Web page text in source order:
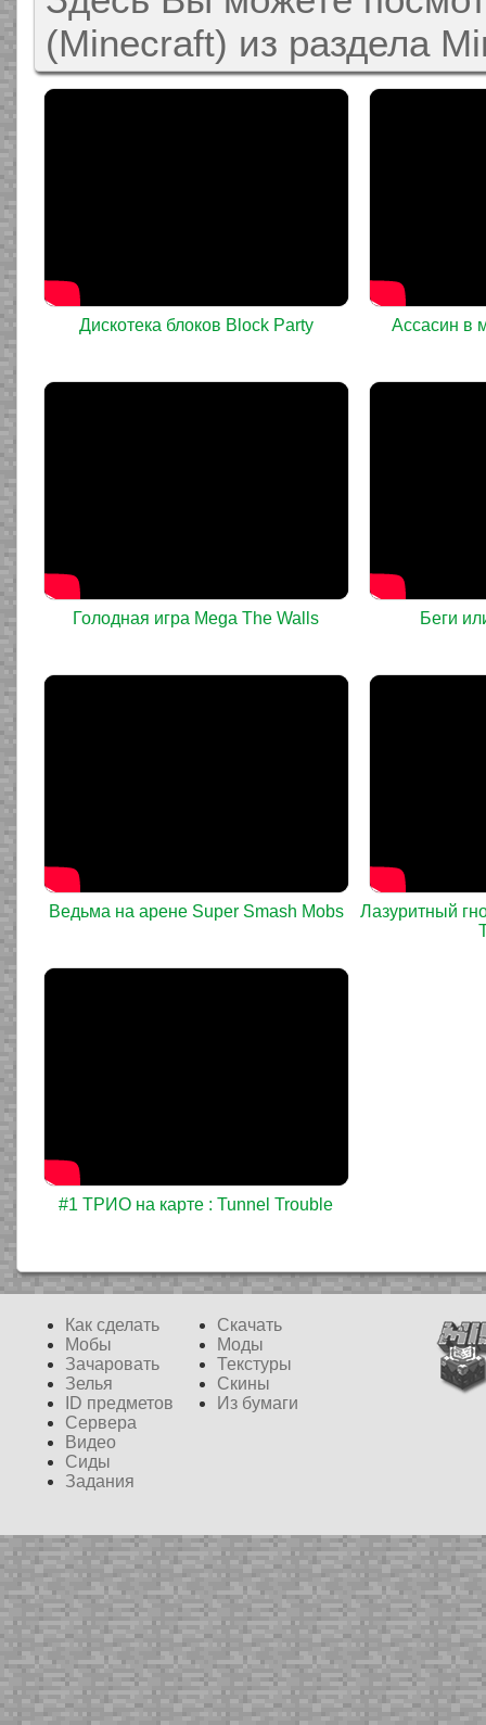
(Minecraft) из раздела
Дискотека блоков Block Party Ассасин в
Голодная игра Mega The Walls Беги
Ведьма на арене Super Smash Mobs
Лазуритный
#1 ТРИО на карте : Tunnel Trouble
Как сделать
Мобы
Зачаровать
Зелья
ID предметов
Сервера
Видео
Сиды
Задания
Скачать
Моды
Текстуры
Скины
Из бумаги